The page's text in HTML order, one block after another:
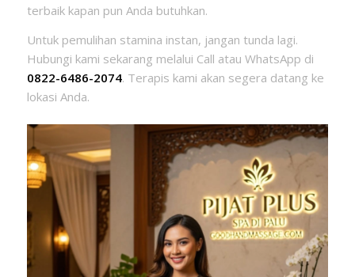
terbaik kapan pun Anda butuhkan.
Untuk pemulihan stamina instan, jangan tunda lagi.
Hubungi kami sekarang melalui Call atau WhatsApp di
0822-6486-2074. Terapis kami akan segera datang ke
lokasi Anda.